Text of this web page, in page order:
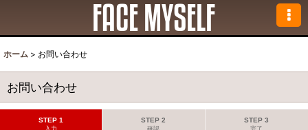
ホーム > お問い合わせ
お問い合わせ
STEP 1
入力
STEP 2
確認
STEP 3
完了